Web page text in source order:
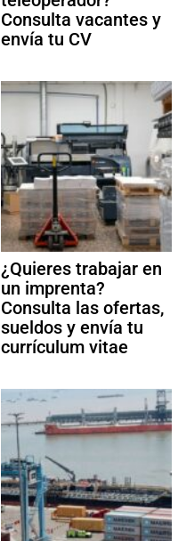
Consulta vacantes y
envía tu CV
¿Quieres trabajar en
un imprenta?
Consulta las ofertas,
sueldos y envía tu
currículum vitae